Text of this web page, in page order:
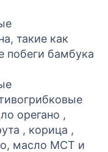
такие как
побеги бамбука
орегано ,
, корица ,
масло МСТ и